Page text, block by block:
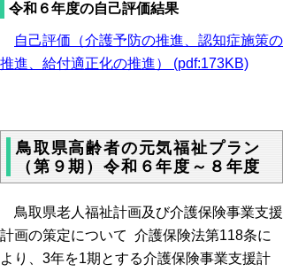
令和６年度の自己評価結果
自己評価（介護予防の推進、認知症施策の
推進、給付適正化の推進） (pdf:173KB)
鳥取県高齢者の元気福祉プラン
（第９期）令和６年度～８年度
鳥取県老人福祉計画及び介護保険事業支援
計画の策定について 介護保険法第118条に
より、3年を1期とする介護保険事業支援計